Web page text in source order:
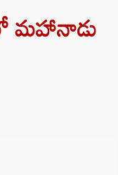
మహానాడు